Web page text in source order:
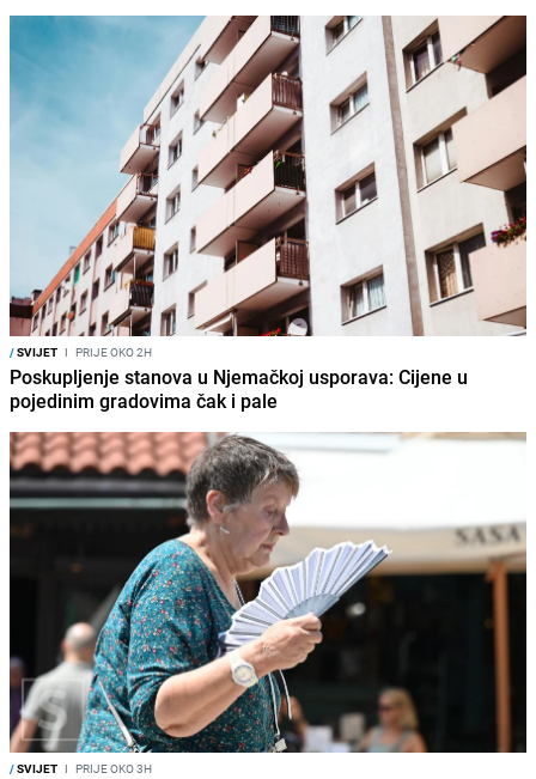
/SVIJET I PRIJE OKO 2H
Poskupljenje stanova u Njemačkoj usporava: Cijene u
pojedinim gradovima čak i pale
/SVIJET I PRIJE OKO 3H